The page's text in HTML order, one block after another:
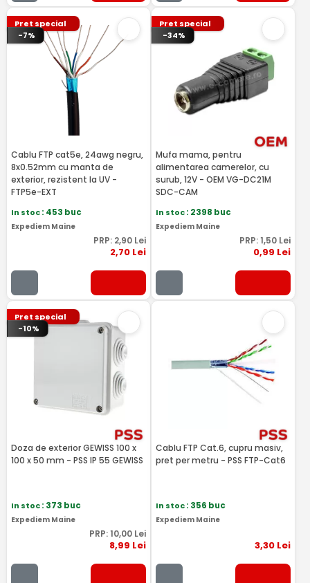
Pret special
-7%
Cablu FTP cat5e, 24awg negru,
8x0.52mm cu manta de
exterior, rezistent la UV -
FTP5e-EXT
In stoc: 453 buc
Expediem Maine
PRP: 2,90Lei
2,70Lei
Pret special
-34%
Mufa mama, pentru
alimentarea camerelor, cu
surub, 12V - OEM VG-DC21M
SDC-CAM
In stoc: 2398 buc
Expediem Maine
PRP: 1,50 Lei
0,99 Lei
Pret special
-10%
Doza de exterior GEWISS 100 x
100 x 50 mm - PSS IP 55 GEWISS
In stoc: 373 buc
Expediem Maine
PRP: 10,00Lei
8,99 Lei
Cablu FTP Cat.6, cupru masiv,
pret per metru - PSS FTP-Cat6
In stoc: 356 buc
Expediem Maine
3,30 Lei